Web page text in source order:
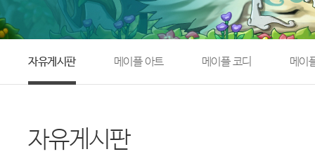
자유게시판 메이플 아트 메이플 코디 메이
자유게시판